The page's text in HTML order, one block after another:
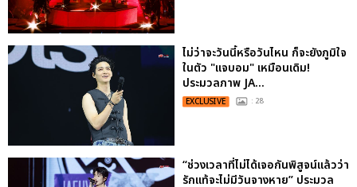
ไม่ว่าจะวันนี้หรือวันไหน ก็จะยังภูมิใจ
ในตัว "แจบอม" เหมือนเดิม!
ประมวลภาพ JA...
EXCLUSIVE : 28
“ช่วงเวลาที่ไม่ได้เจอกันพิสูจน์แล้วว่า
รักแท้จะไม่มีวันจางหาย” ประมวล